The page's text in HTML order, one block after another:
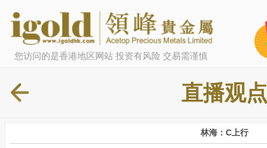
您访问的是香港地区网站 投资有风险 交易需谨慎
直播观点
林海：C上行